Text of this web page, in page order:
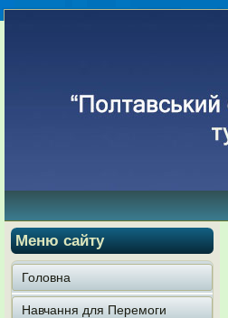
Меню сайту
Головна
Навчання для Перемоги